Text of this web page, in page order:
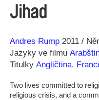
Jihad
Režie
Andres Rump
Rok 2011
Jazyky ve filmu
Titulky Angličtina,
Two lives committed to
religious crisis, and a